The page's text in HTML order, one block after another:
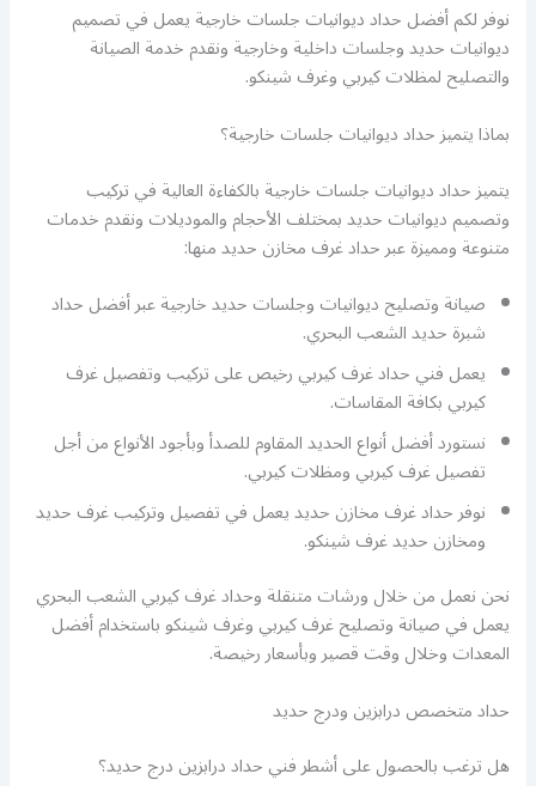
نوفر لكم أفضل حداد ديوانيات جلسات خارجية يعمل في تصميم
ديوانيات حديد وجلسات داخلية وخارجية ونقدم خدمة الصيانة
والتصليح لمظلات كيربي وغرف شينكو.
بماذا يتميز حداد ديوانيات جلسات خارجية؟
يتميز حداد ديوانيات جلسات خارجية بالكفاءة العالية في تركيب
وتصميم ديوانيات حديد بمختلف الأحجام والموديلات ونقدم خدمات
متنوعة ومميزة عبر حداد غرف مخازن حديد منها:
صيانة وتصليح ديوانيات وجلسات حديد خارجية عبر أفضل حداد
شبرة حديد الشعب البحري.
يعمل فني حداد غرف كيربي رخيص على تركيب وتفصيل غرف
كيربي بكافة المقاسات.
نستورد أفضل أنواع الحديد المقاوم للصدأ وبأجود الأنواع من أجل
تفصيل غرف كيربي ومظلات كيربي.
نوفر حداد غرف مخازن حديد يعمل في تفصيل وتركيب غرف حديد
ومخازن حديد غرف شينكو.
نحن نعمل من خلال ورشات متنقلة وحداد غرف كيربي الشعب البحري
يعمل في صيانة وتصليح غرف كيربي وغرف شينكو باستخدام أفضل
المعدات وخلال وقت قصير وبأسعار رخيصة.
حداد متخصص درابزين ودرج حديد
هل ترغب بالحصول على أشطر فني حداد درابزين درج حديد؟